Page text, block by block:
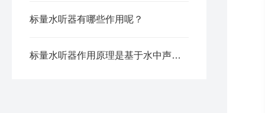
标量水听器有哪些作用呢？
标量水听器作用原理是基于水中声波的传播特性